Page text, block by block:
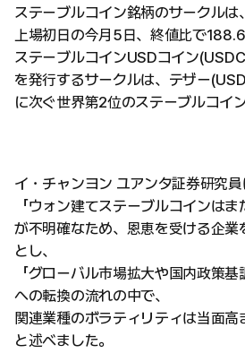
ステーブルコイン銘柄のサークルは、
上場初日の今月5日、終値比で
ステーブルコインUSDコイン
を発行するサークルは、テザー
に次ぐ世界第2位のステーブルコイ
イ・チャンヨン ユアンタ証券研究
「ウォン建てステーブルコインは
が不明確なため、恩恵を受ける企業
とし、
「グローバル市場拡大や国内政策
への転換の流れの中で、
関連業種のボラティリティは当面高
と述べました。